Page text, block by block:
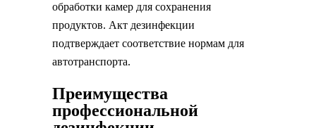
обработки камер для сохранения
продуктов. Акт дезинфекции
подтверждает соответствие нормам для
автотранспорта.
Преимущества
профессиональной